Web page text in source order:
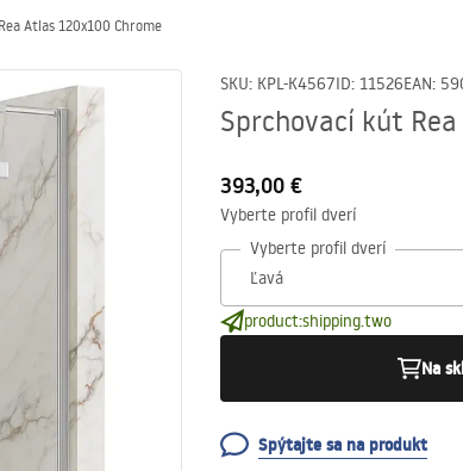
Atlas 120x100 Chrome
SKU: KPL-K4567ID: 11526EAN:
Sprchovací kút
393,00 €
Vyberte profil dverí
Vyberte profil dverí
product:shipping.two
Na
Spýtajte sa na produkt